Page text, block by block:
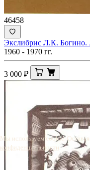
46458
Экслибрис Л.К.
1960 - 1970 гг.
3 000 ₽
Мы используем cookie.
конфиденциальности.